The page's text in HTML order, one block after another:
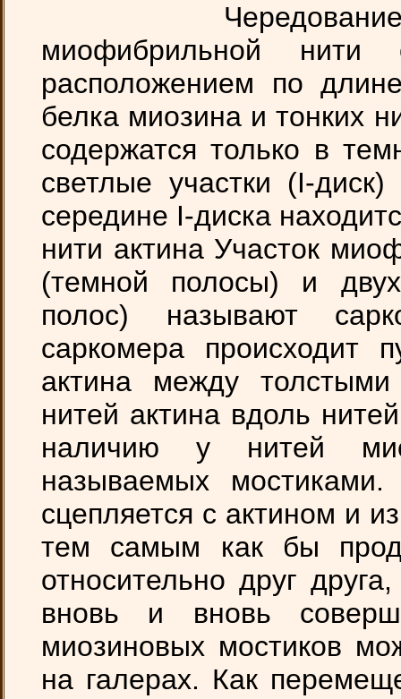
Чередование
миофибрильной нити
расположением по
белка миозина и тонких
содержатся только в
светлые участки (I-
середине I-диска
нити актина Участок
(темной полосы) и
полос) называют
саркомера происходит
актина между
нитей актина вдоль
наличию у нитей
называемых мостиками.
сцепляется с актином и
тем самым как бы
относительно друг
вновь и вновь
миозиновых мостиков
на галерах. Как